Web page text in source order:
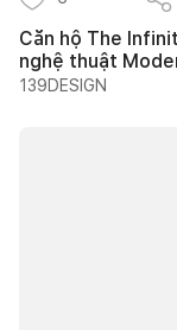
Căn hộ The
nghệ thuật
139DESIGN